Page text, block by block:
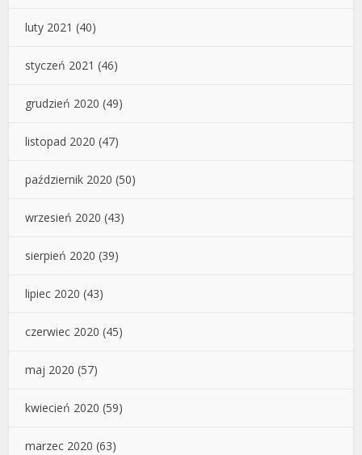
luty 2021 (40)
styczeń 2021 (46)
grudzień 2020 (49)
listopad 2020 (47)
październik 2020 (50)
wrzesień 2020 (43)
sierpień 2020 (39)
lipiec 2020 (43)
czerwiec 2020 (45)
maj 2020 (57)
kwiecień 2020 (59)
marzec 2020 (63)